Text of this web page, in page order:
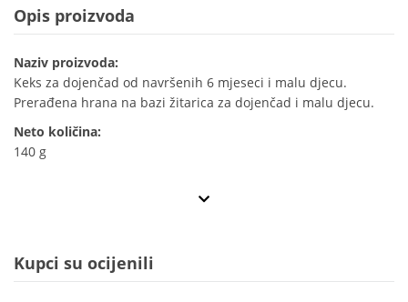
Opis proizvoda
Naziv proizvoda:
Keks za dojenčad od navršenih 6 mjeseci i malu djecu.
Prerađena hrana na bazi žitarica za dojenčad i malu djecu.
Neto količina:
140 g
Kupci su ocijenili